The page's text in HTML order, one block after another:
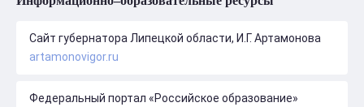
Сайт губернатора Липецкой области, И.Г. Артамонова
artamonovigor.ru
Федеральный портал «Российское образование»